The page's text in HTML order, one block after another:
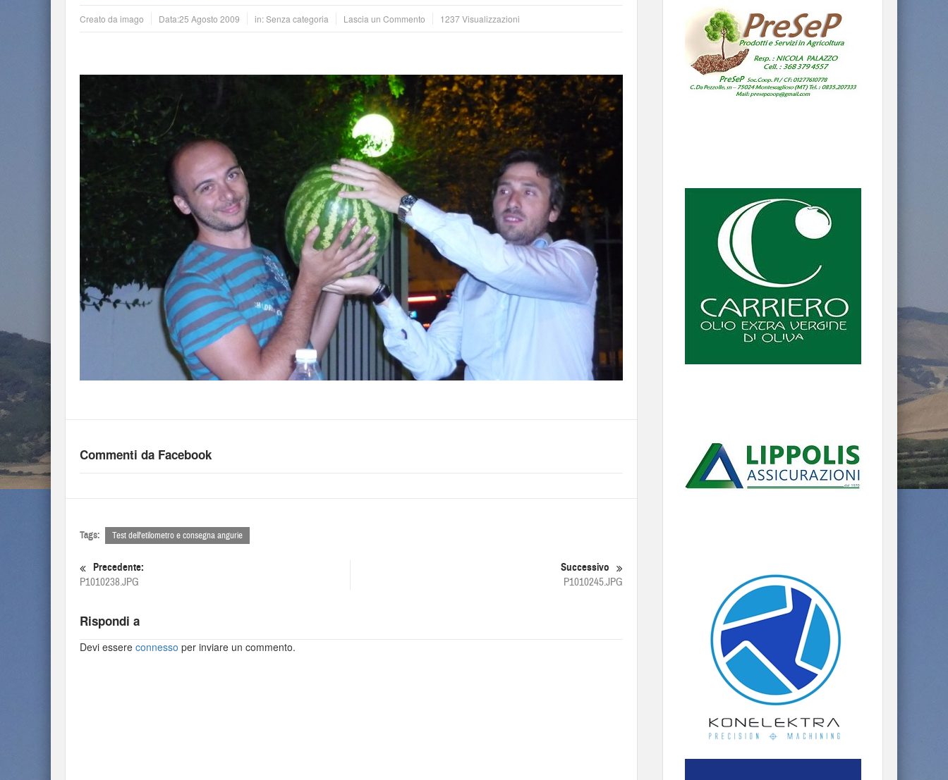
Creato da imago Data:25 Agosto 2009 in: Senza categoria Lascia un Commento 1237 Visualizzazioni
Commenti da Facebook
Tags: Test dell'etilometro e consegna angurie
Precedente:
P1010238.JPG
Successivo
P1010245.JPG
Rispondi a
Devi essere connesso per inviare un commento.